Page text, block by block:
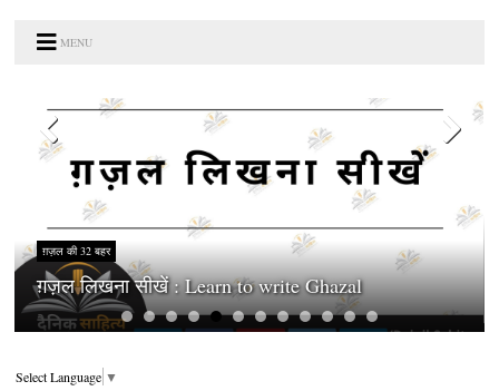
MENU
ग़ज़ल की 32 बहर
ग़ज़ल की मापनी कैसे गिनें और इसके क्या नियम हैं?: Scale of
a Ghazal and what are its rules?
Select Language ▼